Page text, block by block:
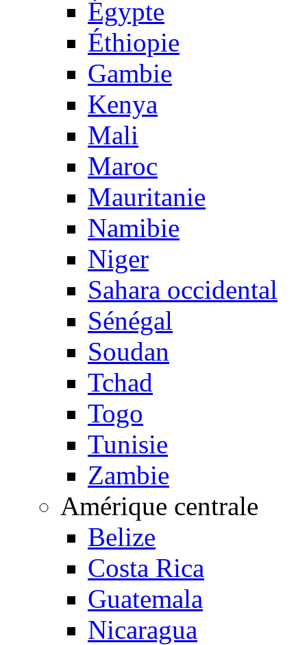
Égypte
Éthiopie
Gambie
Kenya
Mali
Maroc
Mauritanie
Namibie
Niger
Sahara occidental
Sénégal
Soudan
Tchad
Togo
Tunisie
Zambie
Amérique centrale
Belize
Costa Rica
Guatemala
Nicaragua